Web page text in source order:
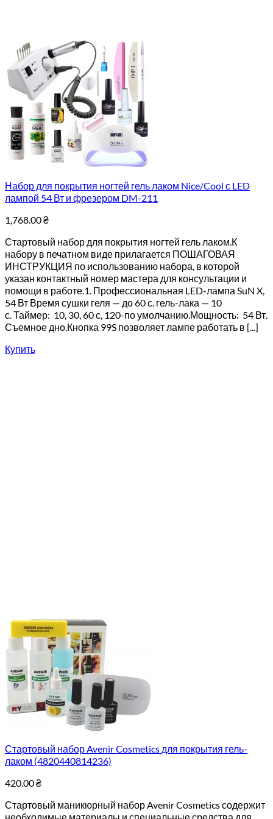
Набор для покрытия ногтей гель лаком Nice/Cool с LED
лампой 54 Вт и фрезером DM-211
1,768.00₴
Стартовый набор для покрытия ногтей гель лаком.К
набору в печатном виде прилагается ПОШАГОВАЯ
ИНСТРУКЦИЯ по использованию набора, в которой
указан контактный номер мастера для консультации и
помощи в работе.1. Профессиональная LED-лампа SuN X,
54 Вт Время сушки геля — до 60 с. гель-лака — 10
с. Таймер: 10, 30, 60 с, 120-по умолчанию.Мощность: 54 Вт.
Съемное дно.Кнопка 99S позволяет лампе работать в [...]
Купить
Стартовый набор Avenir Cosmetics для покрытия гель-
лаком (4820440814236)
420.00₴
Стартовый маникюрный набор Avenir Cosmetics содержит
необходимые материалы и специальные средства для